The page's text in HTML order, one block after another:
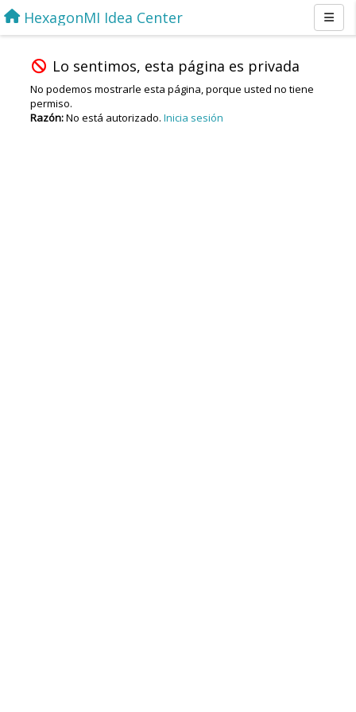
HexagonMI Idea Center
Lo sentimos, esta página es privada
No podemos mostrarle esta página, porque usted no tiene
permiso.
Razón:No está autorizado. Inicia sesión